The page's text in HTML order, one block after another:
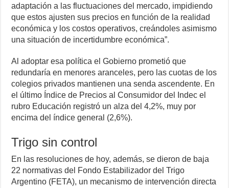
adaptación a las fluctuaciones del mercado, impidiendo
que estos ajusten sus precios en función de la realidad
económica y los costos operativos, creándoles asimismo
una situación de incertidumbre económica”.
Al adoptar esa política el Gobierno prometió que
redundaría en menores aranceles, pero las cuotas de los
colegios privados mantienen una senda ascendente. En
el último Índice de Precios al Consumidor del Indec el
rubro Educación registró un alza del 4,2%, muy por
encima del índice general (2,6%).
Trigo sin control
En las resoluciones de hoy, además, se dieron de baja
22 normativas del Fondo Estabilizador del Trigo
Argentino (FETA), un mecanismo de intervención directa